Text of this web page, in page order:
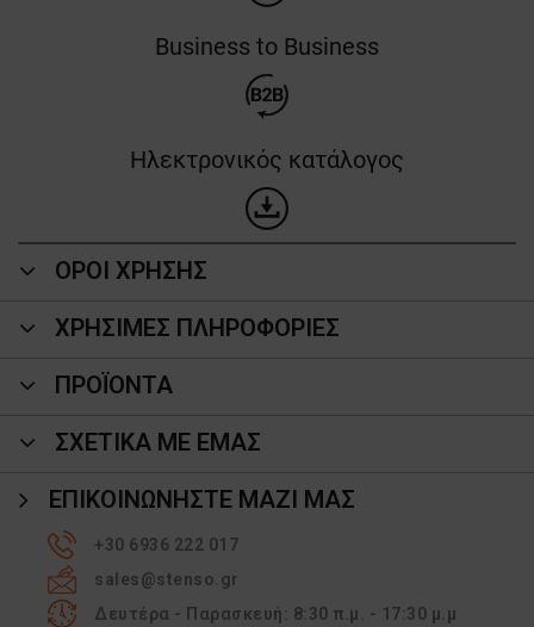
Business to Business
Ηλεκτρονικός κατάλογος
ΟΡΟΙ ΧΡΗΣΗΣ
ΧΡΗΣΙΜΕΣ ΠΛΗΡΟΦΟΡΙΕΣ
ΠΡΟΪΌΝΤΑ
ΣΧΕΤΙΚΑ ΜΕ ΕΜΑΣ
ΕΠΙΚΟΙΝΩΝΉΣΤΕ ΜΑΖΊ ΜΑΣ
+30 6936 222 017
sales@stenso.gr
Δευτέρα - Παρασκευή: 8:30 π.μ. - 17:30 μ.μ